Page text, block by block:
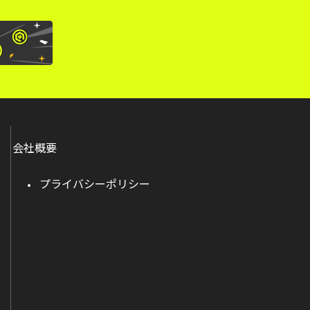
会社概要
プライバシーポリシー